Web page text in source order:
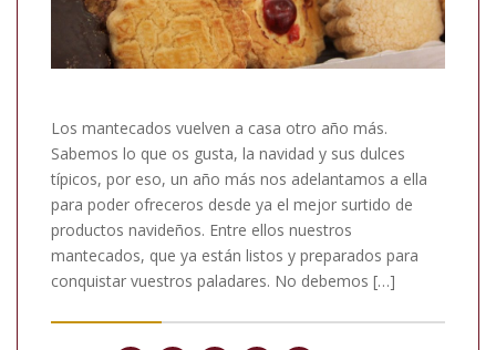
Los mantecados vuelven a casa otro año más.
Sabemos lo que os gusta, la navidad y sus dulces
típicos, por eso, un año más nos adelantamos a ella
para poder ofreceros desde ya el mejor surtido de
productos navideños. Entre ellos nuestros
mantecados, que ya están listos y preparados para
conquistar vuestros paladares. No debemos […]